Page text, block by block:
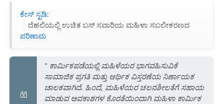
ಕೇಸ್ ಸ್ಟಡಿ:
ದೆಹಲಿಯಲ್ಲಿ ಉಚಿತ ಬಸ್ ಸವಾರಿಯ ಮಹಿಳಾ ಸಬಲೀಕರಣದ
ಪರಿಣಾಮ
" ಕಾರ್ಮಿಕಪಡೆಯಲ್ಲಿ ಮಹಿಳೆಯರ ಭಾಗವಹಿಸುವಿಕೆ
ಸಾಮಾಜಿಕ ಪ್ರಗತಿ ಮತ್ತು ಆರ್ಥಿಕ ವಿಸ್ತರಣೆಯ ನಿರ್ಣಾಯಕ
ಚಾಲಕವಾಗಿದೆ. ಹಿಂದೆ, ಮಹಿಳೆಯರ ಚಲನಶೀಲತೆಗೆ ಸಹಾಯ
ಮಾಡುವ ಅವಕಾಶಗಳ ಕೊರತೆಯಿಂದಾಗಿ ಮಹಿಳಾ ಕಾರ್ಮಿಕ